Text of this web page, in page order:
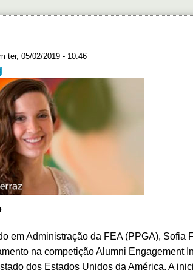
ter, 05/02/2019 - 10:46
em Administração da FEA (PPGA), Sofia
na competição Alumni Engagement
dos Estados Unidos da América. A